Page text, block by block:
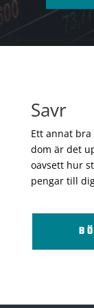
Savr
Ett annat
dom är det
oavsett hur
pengar till